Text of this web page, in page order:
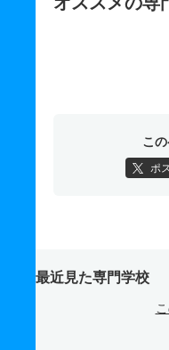
こ
ポ
最近見た専門学校